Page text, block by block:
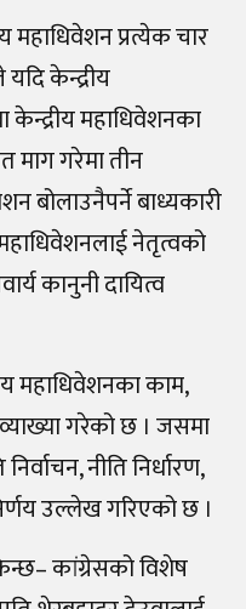
महाधिवेशन प्रत्येक चार
केन्द्रीय
महाधिवेशनका
माग गरेमा तीन
बोलाउनैपर्ने बाध्यकारी
नेतृत्वको
कानुनी दायित्व
महाधिवेशनका काम,
गरेको छ । जसमा
नीति निर्धारण,
उल्लेख गरिएको छ ।
–कांग्रेसको विशेष